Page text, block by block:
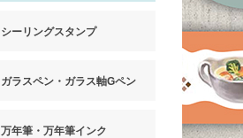
シーリングスタンプ
ガラスペン・ガラス軸Gペン
万年筆・万年筆インク